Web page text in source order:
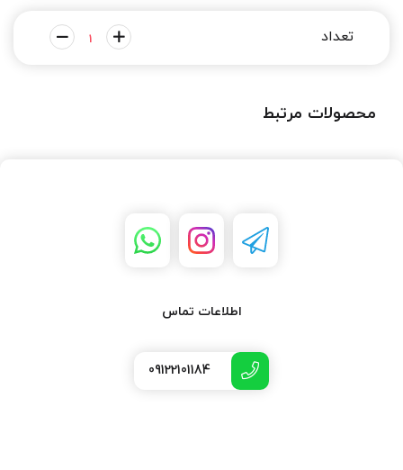
محصولات مرتبط
اطلاعات تماس
09122101184